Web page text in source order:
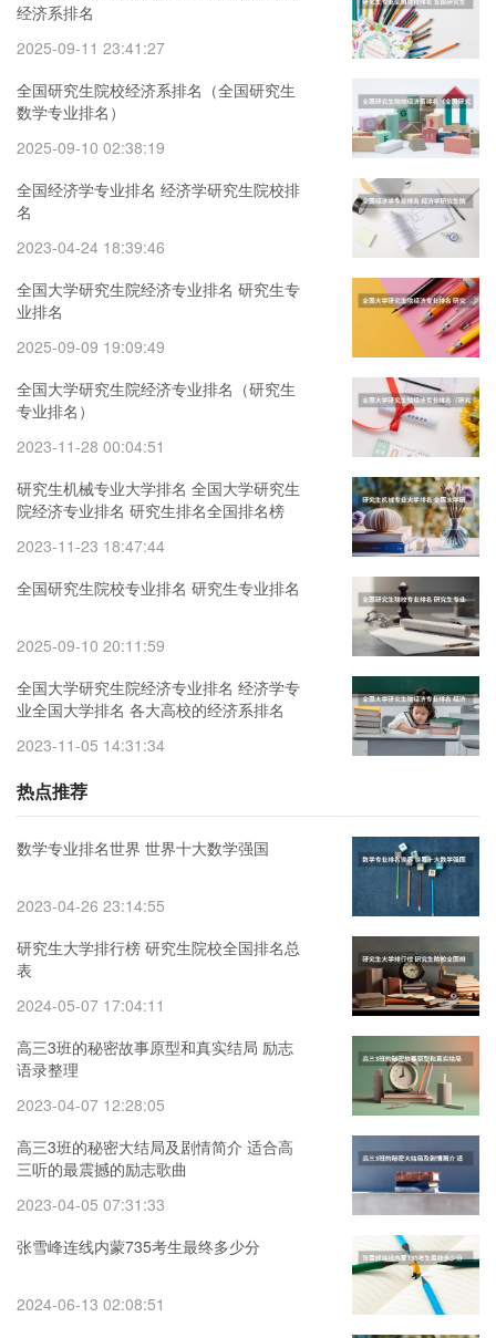
经济系排名
2025-09-11 23:41:27
全国研究生院校经济系排名（全国研究生
数学专业排名）
2025-09-10 02:38:19
全国经济学专业排名 经济学研究生院校排
名
2023-04-24 18:39:46
全国大学研究生院经济专业排名 研究生专
业排名
2025-09-09 19:09:49
全国大学研究生院经济专业排名（研究生
专业排名）
2023-11-28 00:04:51
研究生机械专业大学排名 全国大学研究生
院经济专业排名 研究生排名全国排名榜
2023-11-23 18:47:44
全国研究生院校专业排名 研究生专业排名
2025-09-10 20:11:59
全国大学研究生院经济专业排名 经济学专
业全国大学排名 各大高校的经济系排名
2023-11-05 14:31:34
热点推荐
数学专业排名世界 世界十大数学强国
2023-04-26 23:14:55
研究生大学排行榜 研究生院校全国排名总
表
2024-05-07 17:04:11
高三3班的秘密故事原型和真实结局 励志
语录整理
2023-04-07 12:28:05
高三3班的秘密大结局及剧情简介 适合高
三听的最震撼的励志歌曲
2023-04-05 07:31:33
张雪峰连线内蒙735考生最终多少分
2024-06-13 02:08:51